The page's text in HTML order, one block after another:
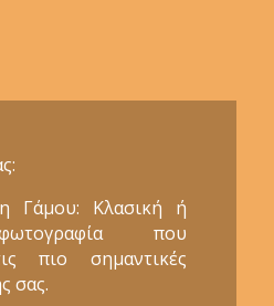
Γάμου: Κλασική ή
που
πιο σημαντικές
σας.